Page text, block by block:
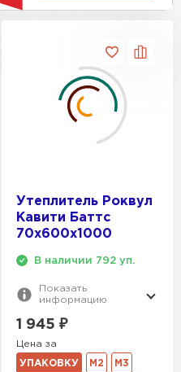
Утеплитель Роквул
Кавити Баттс
70х600х1000
В наличии 792 уп.
Показать
информацию
1 945 ₽
Цена за
УПАКОВКУ М2 М3
Xotpipe
Изовол